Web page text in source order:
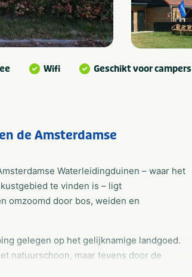
Wifi Geschikt voor campers
de Amsterdamse
Waterleidingduinen – waar het
te vinden is – ligt
omzoomd door bos, weiden en
gelegen op het gelijknamige landgoed.
natuurschoon, maar tevens door de